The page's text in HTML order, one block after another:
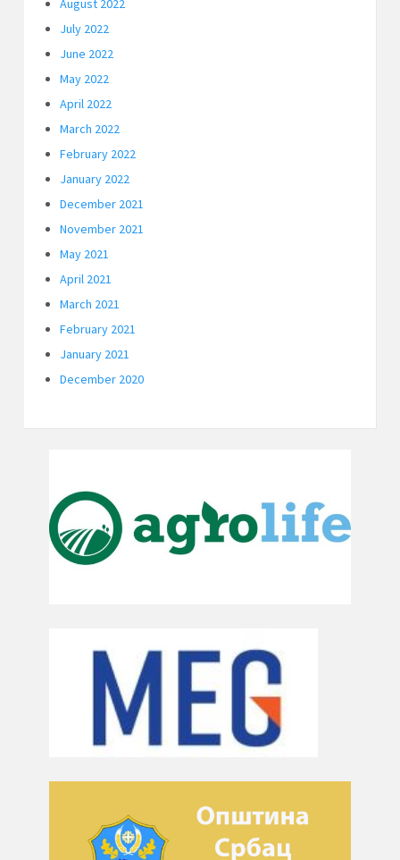
August 2022
July 2022
June 2022
May 2022
April 2022
March 2022
February 2022
January 2022
December 2021
November 2021
May 2021
April 2021
March 2021
February 2021
January 2021
December 2020